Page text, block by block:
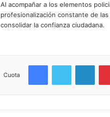
Al acompañar a los elementos
profesionalización constante de
consolidar la confianza ciudadana.
Cuota
FacebookTwitter